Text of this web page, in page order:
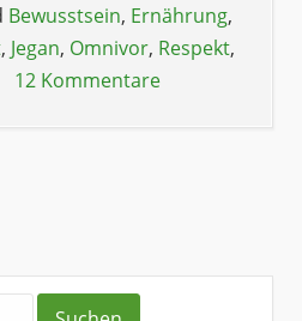
Bewusstsein, Ernährung,
, Jegan, Omnivor, Respekt,
12 Kommentare